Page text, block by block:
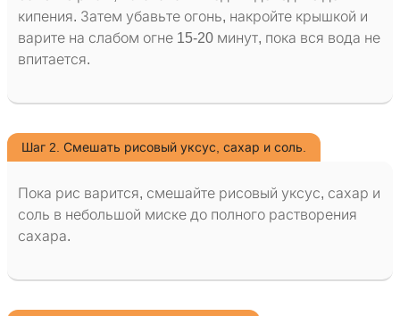
кипения. Затем убавьте огонь, накройте крышкой и
варите на слабом огне 15-20 минут, пока вся вода не
впитается.
Шаг 2. Смешать рисовый уксус, сахар и соль.
Пока рис варится, смешайте рисовый уксус, сахар и
соль в небольшой миске до полного растворения
сахара.